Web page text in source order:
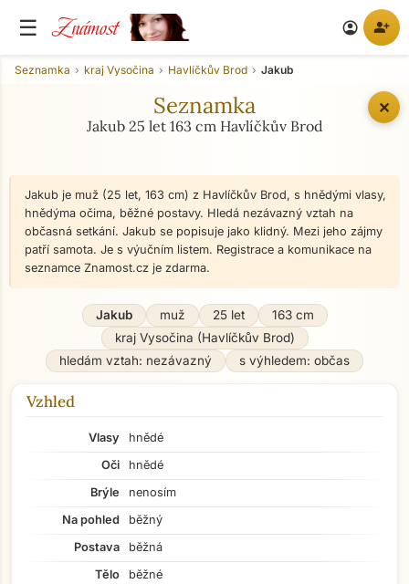
☰ Známost account_circle person_add
✕
Seznamka kraj Vysočina Havlíčkův Brod Jakub
Seznamka
Jakub 25 let 163 cm Havlíčkův Brod
Jakub je muž (25 let, 163 cm) z Havlíčkův Brod, s hnědými vlasy,
hnědýma očima, běžné postavy. Hledá nezávazný vztah na
občasná setkání. Jakub se popisuje jako klidný. Mezi jeho zájmy
patří samota. Je s výučním listem. Registrace a komunikace na
seznamce Znamost.cz je zdarma.
Jakub muž 25 let
163 cm
kraj Vysočina (Havlíčkův Brod)
hledám vztah: nezávazný
s výhledem: občas
Vzhled
Vlasy
hnědé
Oči
hnědé
Brýle
nenosím
Na pohled
běžný
Postava
běžná
Tělo
běžné